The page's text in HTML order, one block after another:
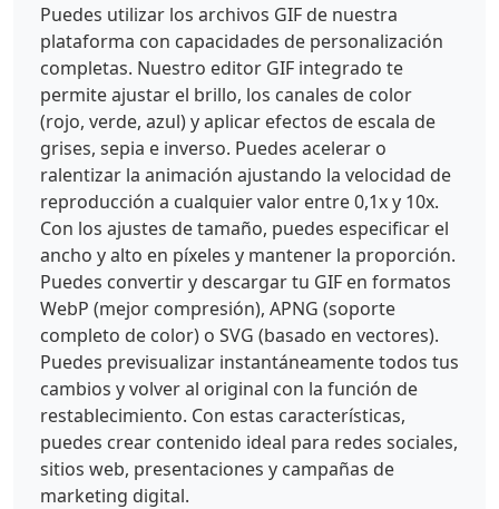
Puedes utilizar los archivos GIF de nuestra
plataforma con capacidades de personalización
completas. Nuestro editor GIF integrado te
permite ajustar el brillo, los canales de color
(rojo, verde, azul) y aplicar efectos de escala de
grises, sepia e inverso. Puedes acelerar o
ralentizar la animación ajustando la velocidad de
reproducción a cualquier valor entre 0,1x y 10x.
Con los ajustes de tamaño, puedes especificar el
ancho y alto en píxeles y mantener la proporción.
Puedes convertir y descargar tu GIF en formatos
WebP (mejor compresión), APNG (soporte
completo de color) o SVG (basado en vectores).
Puedes previsualizar instantáneamente todos tus
cambios y volver al original con la función de
restablecimiento. Con estas características,
puedes crear contenido ideal para redes sociales,
sitios web, presentaciones y campañas de
marketing digital.